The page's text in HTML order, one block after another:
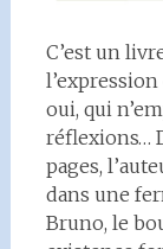
C’est un
oui, qui
réflexions…
pages,
dans une
Bruno, le